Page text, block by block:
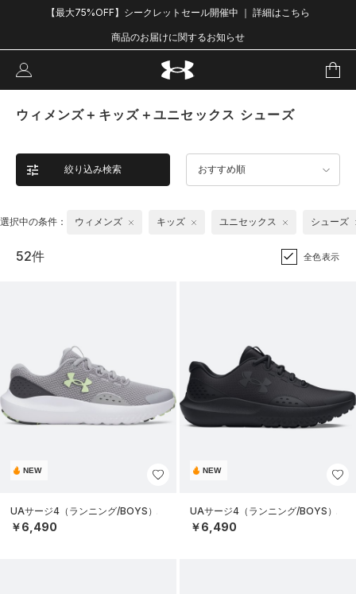
【最大75%OFF】シークレットセール開催中 ｜ 詳細はこちら
商品のお届けに関するお知らせ
ウィメンズ＋キッズ＋ユニセックス シューズ
絞り込み検索 おすすめ順
選択中の条件： ウィメンズ キッズ ユニセックス シューズ
52件 全色表示
NEW
UAサージ4（ランニング/BOYS）
￥6,490
NEW
UAサージ4（ランニング/BOYS）
￥6,490